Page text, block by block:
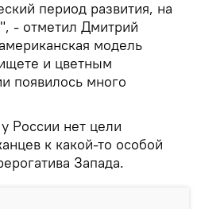
период развития, на
- отметил Дмитрий
модель
и цветным
появилось много
России нет цели
к какой-то особой
Запада.